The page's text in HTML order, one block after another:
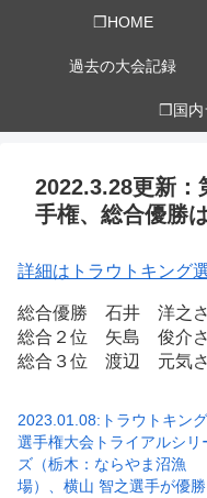
❒HOME
過去の大会記録
❒国内
2022.3.28更新：
手権、総合優勝
詳細はトラウトキング
総合優勝 石井 洋之
総合２位 矢島 俊介
総合３位 渡辺 元気
2023.01.08:トラウトキング
選手権大会トライアルシリ
ズ（栃木：ならやま沼漁
場）、横山 智之選手が優勝